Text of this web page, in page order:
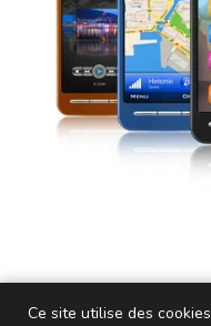
Ce site utilise des